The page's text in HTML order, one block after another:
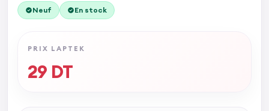
Neuf En stock
PRIX LAPTEK
29 DT